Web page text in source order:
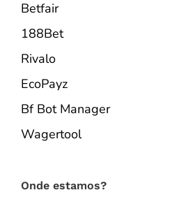
Betfair
188Bet
Rivalo
EcoPayz
Bf Bot Manager
Wagertool
Onde estamos?